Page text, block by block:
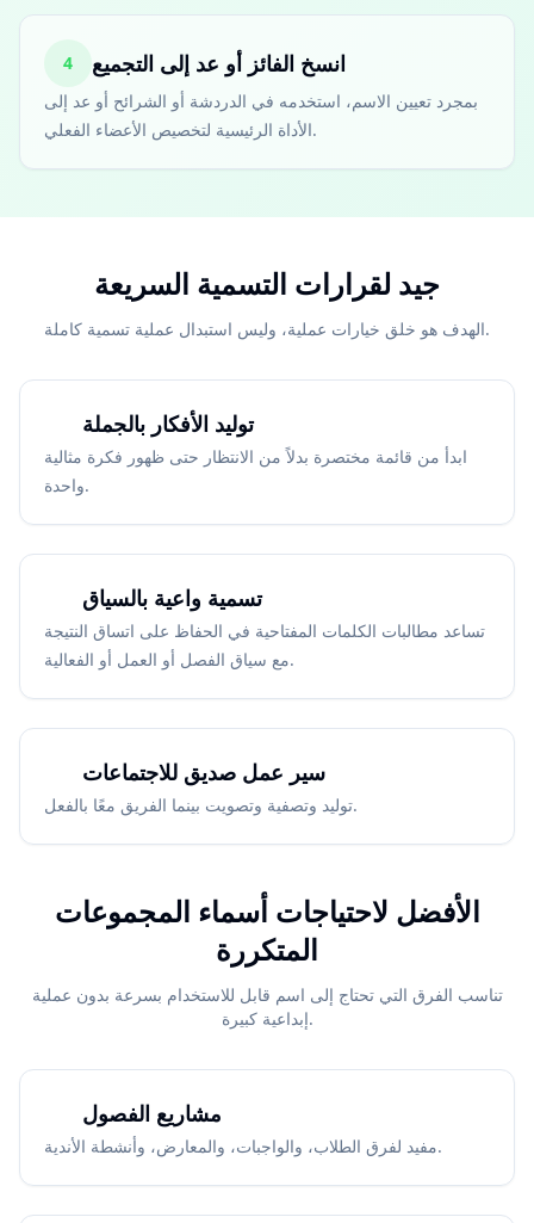
4 انسخ الفائز أو عد إلى التجميع
بمجرد تعيين الاسم، استخدمه في الدردشة أو الشرائح أو عد إلى
الأداة الرئيسية لتخصيص الأعضاء الفعلي.
جيد لقرارات التسمية السريعة
الهدف هو خلق خيارات عملية، وليس استبدال عملية تسمية كاملة.
توليد الأفكار بالجملة
ابدأ من قائمة مختصرة بدلاً من الانتظار حتى ظهور فكرة مثالية
واحدة.
تسمية واعية بالسياق
تساعد مطالبات الكلمات المفتاحية في الحفاظ على اتساق النتيجة
مع سياق الفصل أو العمل أو الفعالية.
سير عمل صديق للاجتماعات
توليد وتصفية وتصويت بينما الفريق معًا بالفعل.
الأفضل لاحتياجات أسماء المجموعات
المتكررة
تناسب الفرق التي تحتاج إلى اسم قابل للاستخدام بسرعة بدون عملية
إبداعية كبيرة.
مشاريع الفصول
مفيد لفرق الطلاب، والواجبات، والمعارض، وأنشطة الأندية.